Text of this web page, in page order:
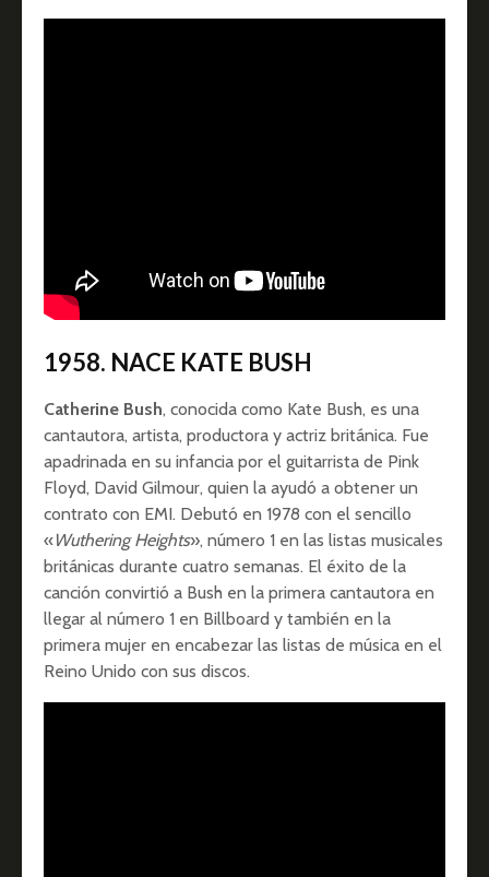
1958. NACE KATE BUSH
Catherine Bush, conocida como Kate Bush, es una
cantautora, artista, productora y actriz británica. Fue
apadrinada en su infancia por el guitarrista de Pink
Floyd, David Gilmour, quien la ayudó a obtener un
contrato con EMI. Debutó en 1978 con el sencillo
«Wuthering Heights», número 1 en las listas musicales
británicas durante cuatro semanas. El éxito de la
canción convirtió a Bush en la primera cantautora en
llegar al número 1 en Billboard ​ y también en la
primera mujer en encabezar las listas de música en el
Reino Unido con sus discos.